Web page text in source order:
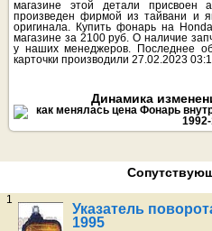
магазине этой детали присвоен
произведен фирмой из тайвани и
оригинала. Купить фонарь на
магазине за 2100 руб. О наличие
у наших менеджеров. Последнее
карточки производили 27.02.2023
Динамика
1
Указатель
1995